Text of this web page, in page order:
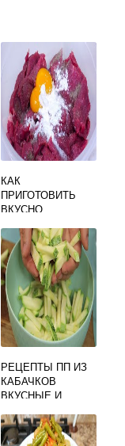
КАК
ПРИГОТОВИТЬ
ВКУСНО
ОВОЩАМИ
РЕЦЕПТЫ ПП ИЗ
КАБАЧКОВ
ВКУСНЫЕ И
КАЖДЫЙ ДЕНЬ